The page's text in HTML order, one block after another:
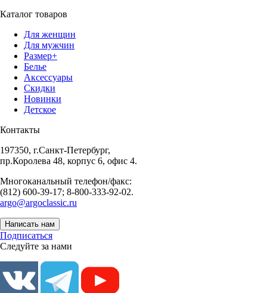
Каталог товаров
Для женщин
Для мужчин
Размер+
Белье
Аксессуары
Скидки
Новинки
Детское
Контакты
197350, г.Санкт-Петербург,
пр.Королева 48, корпус 6, офис 4.
Многоканальный телефон/факс:
(812) 600-39-17; 8-800-333-92-02.
argo@argoclassic.ru
Написать нам
Подписаться
Следуйте за нами